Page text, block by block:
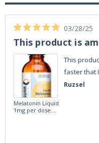
Ruzsel
03/28/25
This product is
This
faster that
Melatonin Liquid
1mg per dose.